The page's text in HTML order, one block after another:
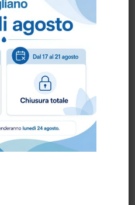
al0172 478161
.
a disposizione.